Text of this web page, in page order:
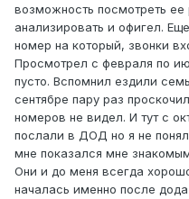
возможность посмотреть ее
анализировать и офигел.
номер на который, звонки
Просмотрел с февраля по
пусто. Вспомнил ездили
сентябре пару раз
номеров не видел. И тут с
послали в ДОД но я не
мне показался мне
Они и до меня всегда
началась именно после